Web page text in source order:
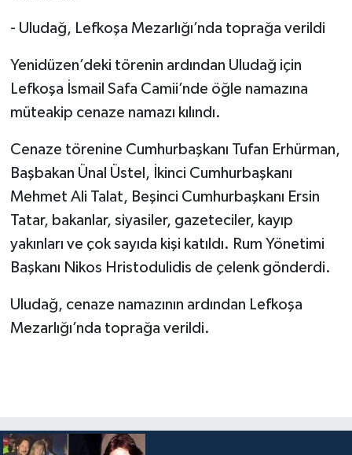
- Uludağ, Lefkoşa Mezarlığı’nda toprağa verildi
Yenidüzen’deki törenin ardından Uludağ için
Lefkoşa İsmail Safa Camii’nde öğle namazına
müteakip cenaze namazı kılındı.
Cenaze törenine Cumhurbaşkanı Tufan Erhürman,
Başbakan Ünal Üstel, İkinci Cumhurbaşkanı
Mehmet Ali Talat, Beşinci Cumhurbaşkanı Ersin
Tatar, bakanlar, siyasiler, gazeteciler, kayıp
yakınları ve çok sayıda kişi katıldı. Rum Yönetimi
Başkanı Nikos Hristodulidis de çelenk gönderdi.
Uludağ, cenaze namazının ardından Lefkoşa
Mezarlığı’nda toprağa verildi.